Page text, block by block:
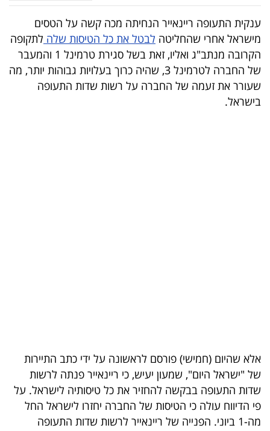
עסקי
ספורט
קריירה
ולימודים
הכלכלי
פודקאסט
40
ענקית התעופה ריינאייר הנחיתה מכה קשה על הטסים
מישראל אחרי שהחליטה לבטל את כל הטיסות שלה לתקופה
הקרובה מנתב"ג ואליו, זאת בשל סגירת טרמינל 1 והמעבר
של החברה לטרמינל 3, שהיה כרוך בעלויות גבוהות יותר, מה
שעורר את זעמה של החברה על רשות שדות התעופה
בישראל.
אלא שהיום (חמישי) פורסם לראשונה על ידי כתב התיירות
של "ישראל היום", שמעון יעיש, כי ריינאייר פנתה לרשות
שדות התעופה בבקשה להחזיר את כל טיסותיה לישראל. על
פי הדיווח עולה כי הטיסות של החברה יחזרו לישראל החל
מה-1 ביוני. הפנייה של ריינאייר לרשות שדות התעופה